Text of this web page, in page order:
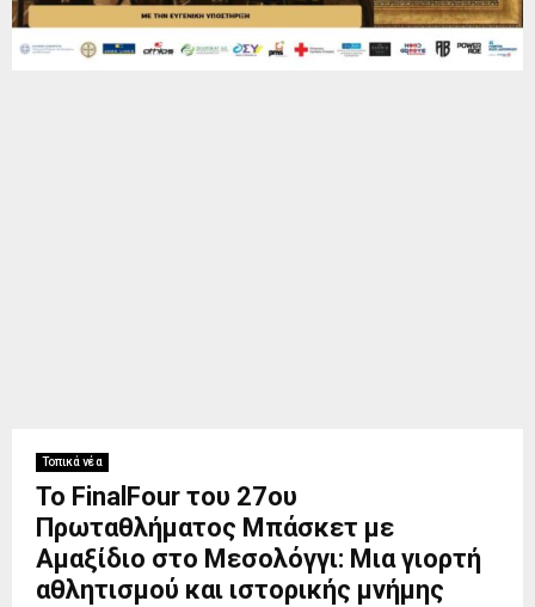
Τοπικά νέα
Το FinalFour του 27ου
Πρωταθλήματος Μπάσκετ με
Αμαξίδιο στο Μεσολόγγι: Μια γιορτή
αθλητισμού και ιστορικής μνήμης